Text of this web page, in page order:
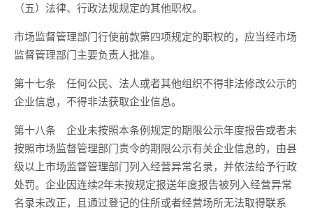
（五）法律、行政法规规定的其他职权。
市场监督管理部门行使前款第四项规定的职权的，应当经市场
监督管理部门主要负责人批准。
第十七条 任何公民、法人或者其他组织不得非法修改公示的
企业信息，不得非法获取企业信息。
第十八条 企业未按照本条例规定的期限公示年度报告或者未
按照市场监督管理部门责令的期限公示有关企业信息的，由县
级以上市场监督管理部门列入经营异常名录，并依法给予行政
处罚。企业因连续2年未按规定报送年度报告被列入经营异常
名录未改正，且通过登记的住所或者经营场所无法取得联系